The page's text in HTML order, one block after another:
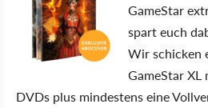
GameStar
spart euch
Wir schicken
GameStar XL
DVDs plus mindestens eine